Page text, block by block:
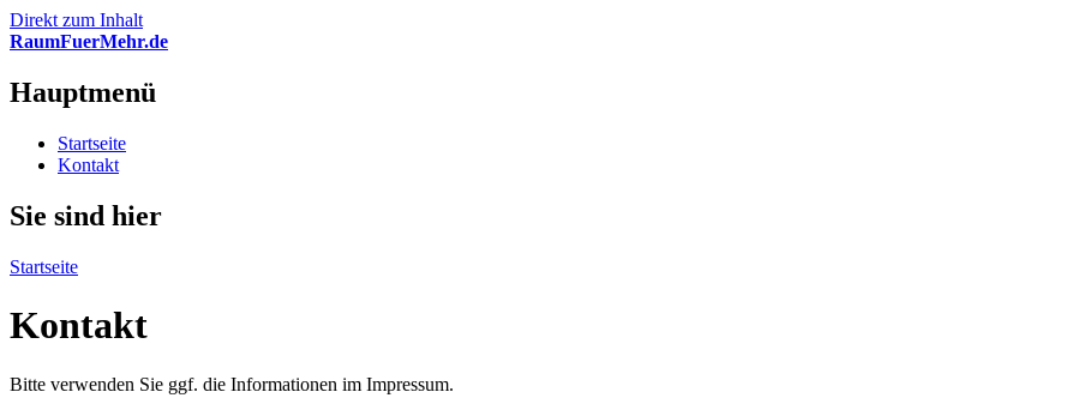
Direkt zum Inhalt
RaumFuerMehr.de
Hauptmenü
Startseite
Kontakt
Sie sind hier
Startseite
Kontakt
Bitte verwenden Sie ggf. die Informationen im Impressum.